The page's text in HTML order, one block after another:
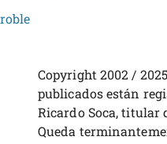
roble
Copyright 2002 /
publicados están
Ricardo Soca, titular
Queda